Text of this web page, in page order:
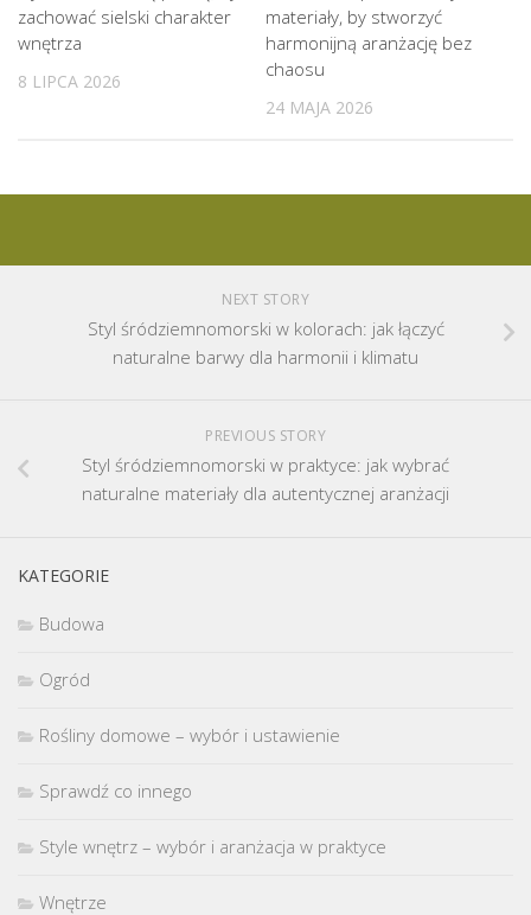
zachować sielski charakter
wnętrza
8 LIPCA 2026
materiały, by stworzyć
harmonijną aranżację bez
chaosu
24 MAJA 2026
NEXT STORY
Styl śródziemnomorski w kolorach: jak łączyć
naturalne barwy dla harmonii i klimatu
PREVIOUS STORY
Styl śródziemnomorski w praktyce: jak wybrać
naturalne materiały dla autentycznej aranżacji
KATEGORIE
Budowa
Ogród
Rośliny domowe – wybór i ustawienie
Sprawdź co innego
Style wnętrz – wybór i aranżacja w praktyce
Wnętrze